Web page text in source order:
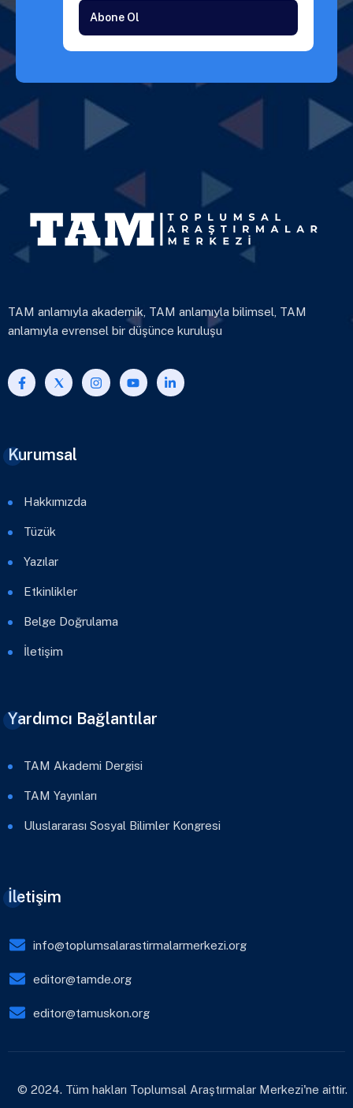
Abone Ol
TAM anlamıyla akademik, TAM anlamıyla bilimsel, TAM
anlamıyla evrensel bir düşünce kuruluşu
Kurumsal
Hakkımızda
Tüzük
Yazılar
Etkinlikler
Belge Doğrulama
İletişim
Yardımcı Bağlantılar
TAM Akademi Dergisi
TAM Yayınları
Uluslararası Sosyal Bilimler Kongresi
İletişim
info@toplumsalarastirmalarmerkezi.org
editor@tamde.org
editor@tamuskon.org
© 2024. Tüm hakları Toplumsal Araştırmalar Merkezi'ne aittir.